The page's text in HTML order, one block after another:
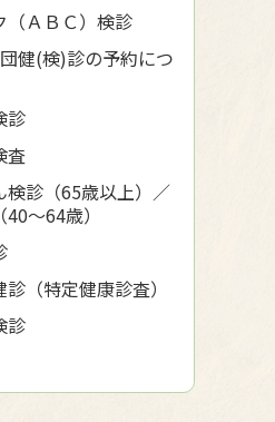
（ＡＢＣ）検診
健(検)診の予約につ
診
査
検診（65歳以上）／
〜64歳）
（特定健康診査）
診